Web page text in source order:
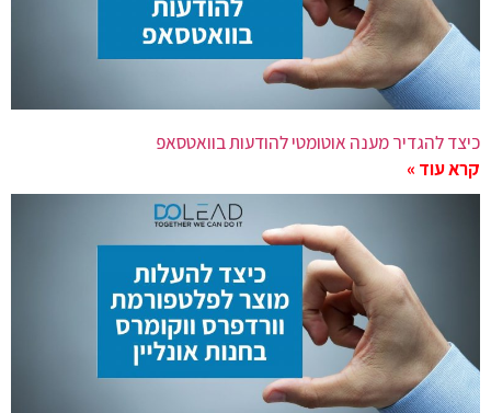
כיצד להגדיר מענה אוטומטי להודעות בוואטסאפ
קרא עוד »